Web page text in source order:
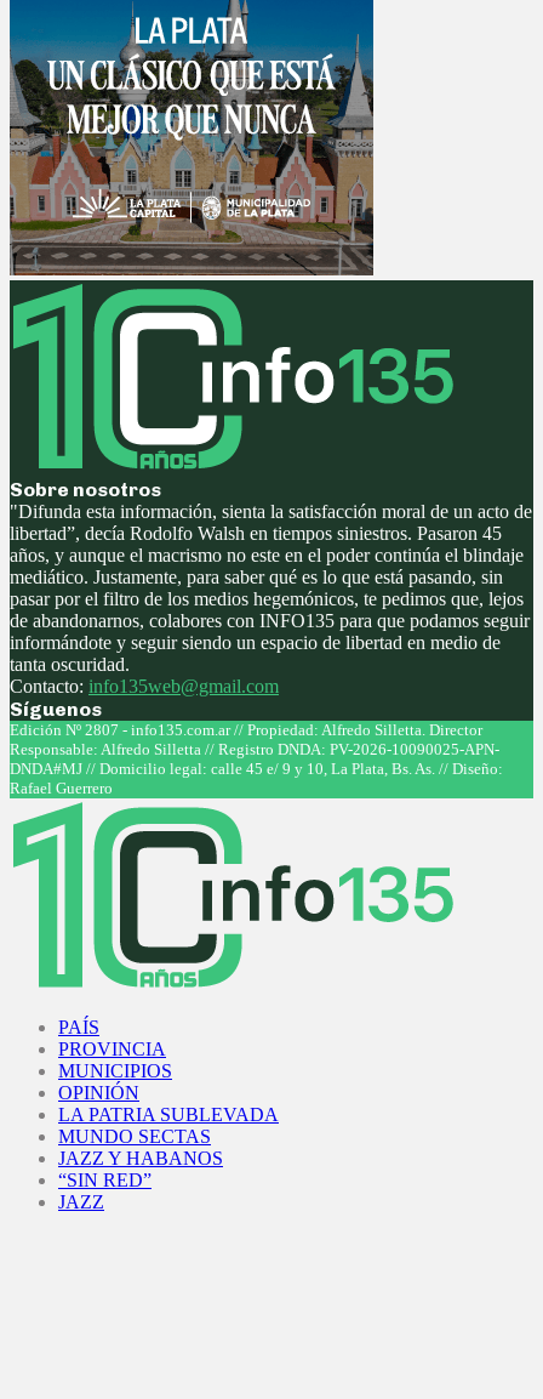
Sobre nosotros
"Difunda esta información, sienta la satisfacción moral de un acto de
libertad”, decía Rodolfo Walsh en tiempos siniestros. Pasaron 45
años, y aunque el macrismo no este en el poder continúa el blindaje
mediático. Justamente, para saber qué es lo que está pasando, sin
pasar por el filtro de los medios hegemónicos, te pedimos que, lejos
de abandonarnos, colabores con INFO135 para que podamos seguir
informándote y seguir siendo un espacio de libertad en medio de
tanta oscuridad.
Contacto: info135web@gmail.com
Síguenos
Facebook
Twitter
Instagram
Youtube
Edición Nº 2807 - info135.com.ar // Propiedad: Alfredo Silletta. Director
Responsable: Alfredo Silletta // Registro DNDA: PV-2026-10090025-APN-
DNDA#MJ // Domicilio legal: calle 45 e/ 9 y 10, La Plata, Bs. As. // Diseño:
Rafael Guerrero
PAÍS
PROVINCIA
MUNICIPIOS
OPINIÓN
LA PATRIA SUBLEVADA
MUNDO SECTAS
JAZZ Y HABANOS
“SIN RED”
JAZZ